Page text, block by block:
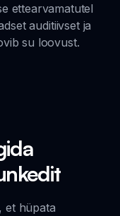
ettearvamatutel
auditiivset ja
su loovust.
et hüpata